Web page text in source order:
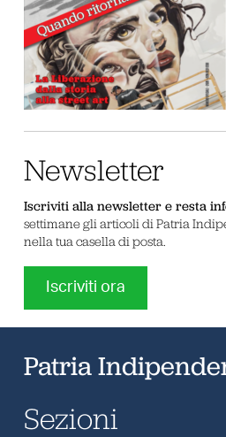
Newsletter
Iscriviti alla newsletter e resta
settimane gli articoli di Patria
nella tua casella di posta.
Iscriviti ora
Patria
Sezioni